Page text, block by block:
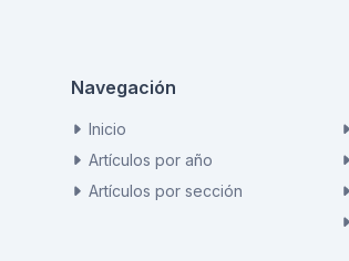
Navegación
Inicio
Artículos por año
Artículos por sección